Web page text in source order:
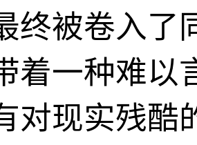
终被卷入了
着一种难以
对现实残酷